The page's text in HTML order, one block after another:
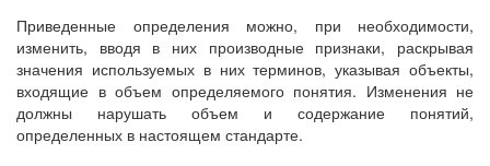
Приведенные определения можно, при необходимости,
изменить, вводя в них производные признаки, раскрывая
значения используемых в них терминов, указывая объекты,
входящие в объем определяемого понятия. Изменения не
должны нарушать объем и содержание понятий,
определенных в настоящем стандарте.